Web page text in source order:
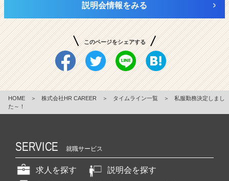
説明会情報をみる
このページをシェアする
HOME ＞ 株式会社HR CAREER ＞ タイムライン一覧 ＞
私服勤務決定しまし
た～！
SERVICE 就職サービス
求人を探す
説明会を探す